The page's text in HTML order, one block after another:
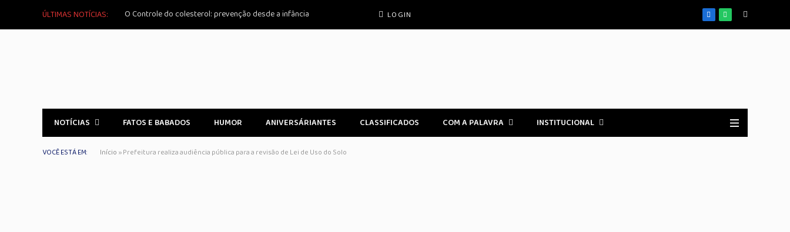
ÚLTIMAS NOTÍCIAS: O Controle do colesterol: prevenção desde a infância LOGIN FacebookWhatsApp
NOTÍCIAS FATOS E BABADOS HUMOR ANIVERSÁRIANTES CLASSIFICADOS COM A PALAVRA INSTITUCIONAL
VOCÊ ESTÁ EM: Início »Prefeitura realiza audiência pública para a revisão de Lei de Uso do Solo